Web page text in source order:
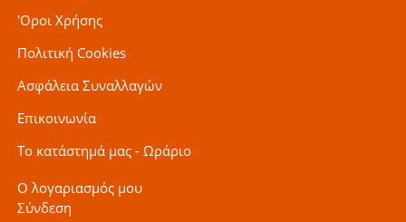
'Οροι Χρήσης
Πολιτική Cookies
Ασφάλεια Συναλλαγών
Επικοινωνία
Το κατάστημά μας - Ωράριο
Ο λογαριασμός μου
Σύνδεση